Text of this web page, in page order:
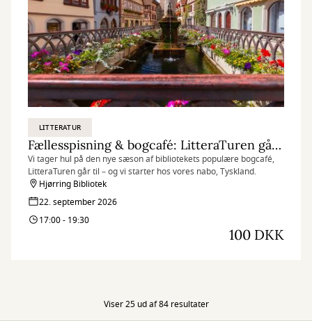
LITTERATUR
Fællesspisning & bogcafé: LitteraTuren går til Tyskland
Vi tager hul på den nye sæson af bibliotekets populære bogcafé,
LitteraTuren går til – og vi starter hos vores nabo, Tyskland.
Hjørring Bibliotek
22. september 2026
17:00 - 19:30
100 DKK
Viser 25 ud af 84 resultater